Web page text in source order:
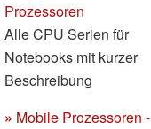
Prozessoren
Alle CPU Serien für
Notebooks mit kurzer
Beschreibung
» Mobile Prozessoren -